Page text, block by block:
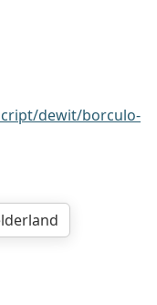
dewit/borculo-